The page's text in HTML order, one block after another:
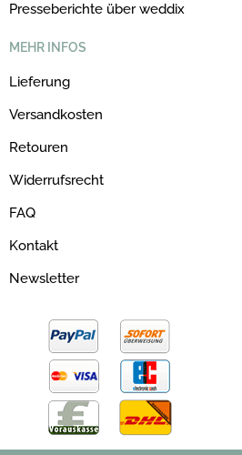
Presseberichte über weddix
MEHR INFOS
Lieferung
Versandkosten
Retouren
Widerrufsrecht
FAQ
Kontakt
Newsletter